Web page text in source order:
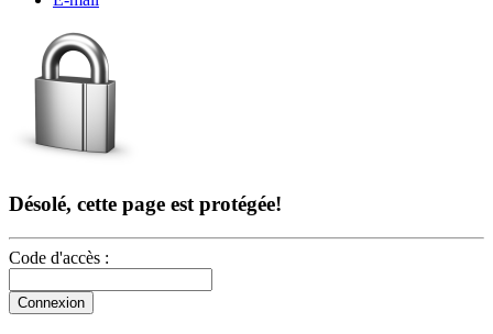
Désolé, cette page est protégée!
Code d'accès :